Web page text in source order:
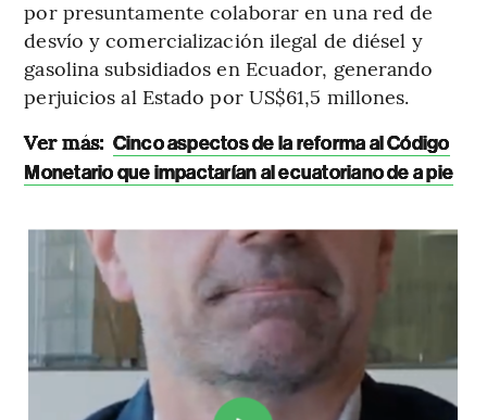
por presuntamente colaborar en una red de
desvío y comercialización ilegal de diésel y
gasolina subsidiados en Ecuador, generando
perjuicios al Estado por US$61,5 millones.
Ver más: Cinco aspectos de la reforma al Código
Monetario que impactarían al ecuatoriano de a pie